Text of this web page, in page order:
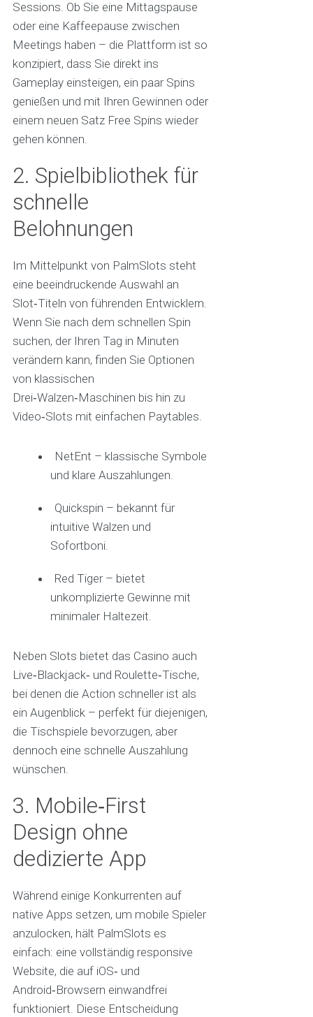
Sessions. Ob Sie eine Mittagspause
oder eine Kaffeepause zwischen
Meetings haben – die Plattform ist so
konzipiert, dass Sie direkt ins
Gameplay einsteigen, ein paar Spins
genießen und mit Ihren Gewinnen oder
einem neuen Satz Free Spins wieder
gehen können.
2. Spielbibliothek für
schnelle
Belohnungen
Im Mittelpunkt von PalmSlots steht
eine beeindruckende Auswahl an
Slot‑Titeln von führenden Entwicklern.
Wenn Sie nach dem schnellen Spin
suchen, der Ihren Tag in Minuten
verändern kann, finden Sie Optionen
von klassischen
Drei‑Walzen‑Maschinen bis hin zu
Video‑Slots mit einfachen Paytables.
NetEnt – klassische Symbole
und klare Auszahlungen.
Quickspin – bekannt für
intuitive Walzen und
Sofortboni.
Red Tiger – bietet
unkomplizierte Gewinne mit
minimaler Haltezeit.
Neben Slots bietet das Casino auch
Live‑Blackjack‑ und Roulette‑Tische,
bei denen die Action schneller ist als
ein Augenblick – perfekt für diejenigen,
die Tischspiele bevorzugen, aber
dennoch eine schnelle Auszahlung
wünschen.
3. Mobile‑First
Design ohne
dedizierte App
Während einige Konkurrenten auf
native Apps setzen, um mobile Spieler
anzulocken, hält PalmSlots es
einfach: eine vollständig responsive
Website, die auf iOS‑ und
Android‑Browsern einwandfrei
funktioniert. Diese Entscheidung